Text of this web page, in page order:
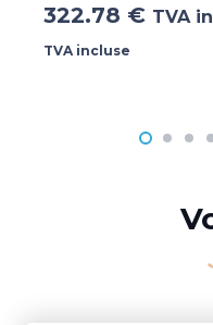
322.78 € TVA
TVA incluse